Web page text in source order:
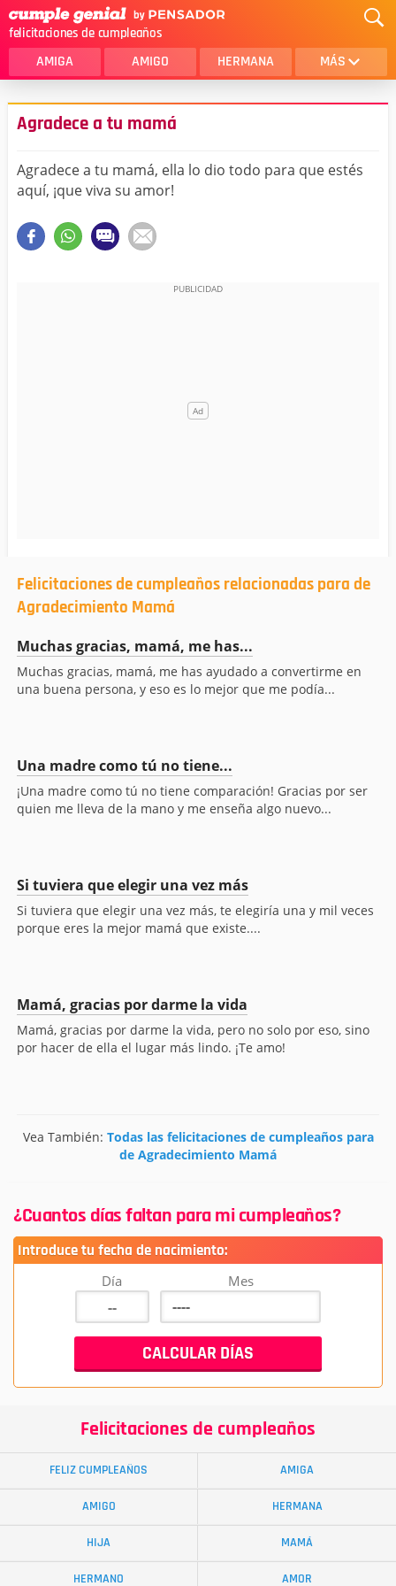
felicitaciones de cumpleaños
AMIGA AMIGO HERMANA MÁS
MAMA
AMOR
SOBRINA
HIJA
NOVIA
Agradece a tu mamá
Agradece a tu mamá, ella lo dio todo para que estés
aquí, ¡que viva su amor!
Felicitaciones de cumpleaños relacionadas para de
Agradecimiento Mamá
Muchas gracias, mamá, me has...
Muchas gracias, mamá, me has ayudado a convertirme en
una buena persona, y eso es lo mejor que me podía...
Una madre como tú no tiene...
¡Una madre como tú no tiene comparación! Gracias por ser
quien me lleva de la mano y me enseña algo nuevo...
Si tuviera que elegir una vez más
Si tuviera que elegir una vez más, te elegiría una y mil veces
porque eres la mejor mamá que existe....
Mamá, gracias por darme la vida
Mamá, gracias por darme la vida, pero no solo por eso, sino
por hacer de ella el lugar más lindo. ¡Te amo!
Vea También: Todas las felicitaciones de cumpleaños para
de Agradecimiento Mamá
¿Cuantos días faltan para mi cumpleaños?
Introduce tu fecha de nacimiento:
Día Mes
Felicitaciones de cumpleaños
FELIZ CUMPLEAÑOS AMIGA
AMIGO HERMANA
HIJA MAMÁ
HERMANO AMOR